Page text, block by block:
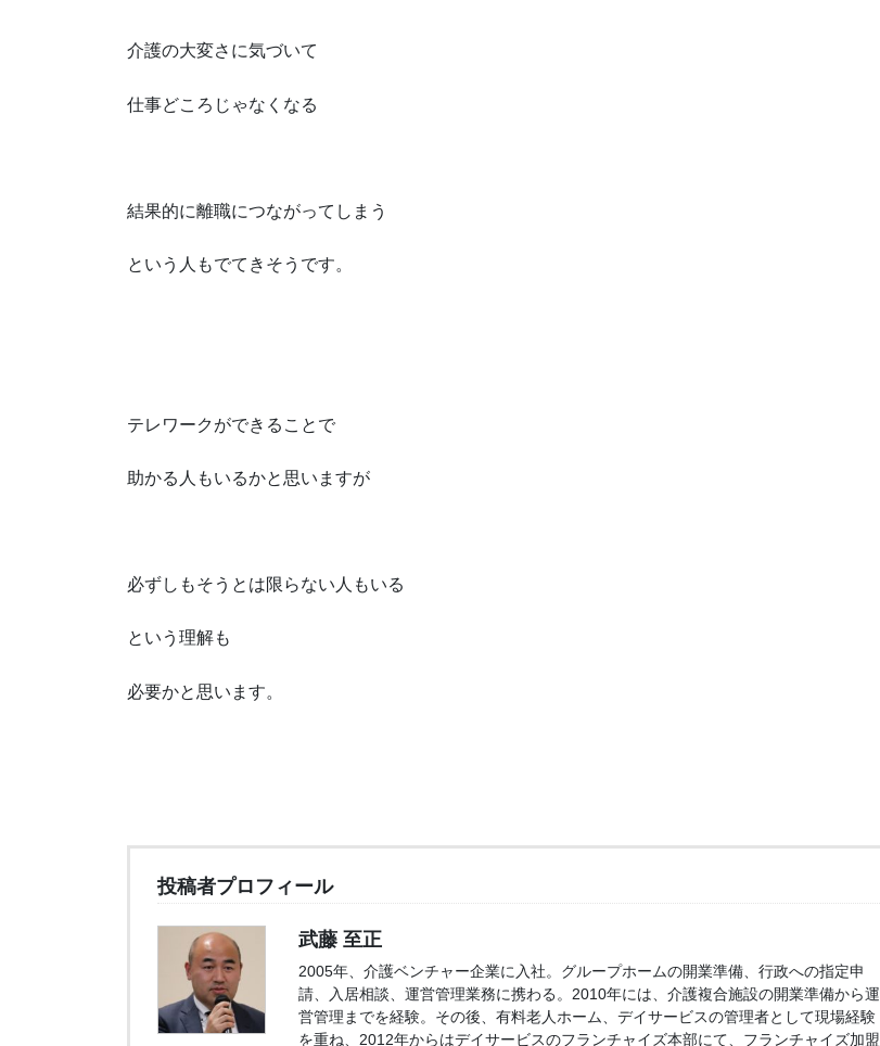
介護の大変さに気づいて
仕事どころじゃなくなる
結果的に離職につながってしまう
という人もでてきそうです。
テレワークができることで
助かる人もいるかと思いますが
必ずしもそうとは限らない人もいる
という理解も
必要かと思います。
投稿者プロフィール
武藤 至正
2005年、介護ベンチャー企業に入社。グループホームの開業準備、行政への指定申
請、入居相談、運営管理業務に携わる。2010年には、介護複合施設の開業準備から運
営管理までを経験。その後、有料老人ホーム、デイサービスの管理者として現場経験
を重ね、2012年からはデイサービスのフランチャイズ本部にて、フランチャイズ加盟